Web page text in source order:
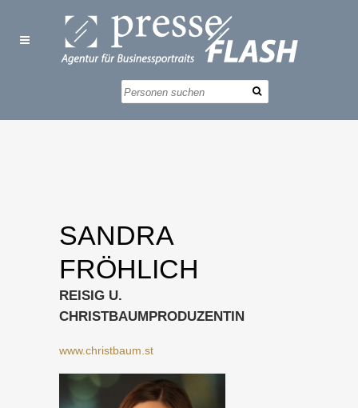
SANDRA
FRÖHLICH
REISIG U.
CHRISTBAUMPRODUZENTIN
www.christbaum.st